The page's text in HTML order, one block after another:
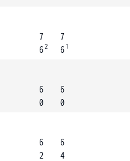
7
62
7
6 1
6
0
6
0
6
2
6
4